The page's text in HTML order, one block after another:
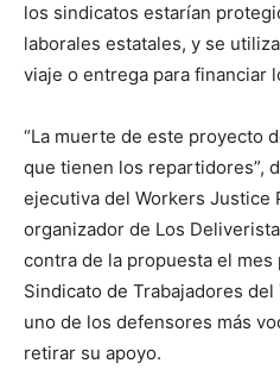
los sindicatos estarían
laborales estatales, y se
viaje o entrega para financiar
“La muerte de este proyecto
que tienen los repartidores”,
ejecutiva del Workers Justice
organizador de Los
contra de la propuesta el mes
Sindicato de Trabajadores
uno de los defensores más
retirar su apoyo.